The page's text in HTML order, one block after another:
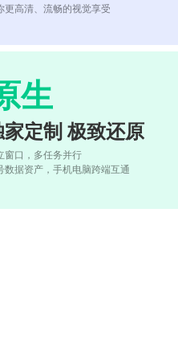
更高清、流畅的视觉享受
生
家定制 极致还原
窗口，多任务并行
数据资产，手机电脑跨端互通